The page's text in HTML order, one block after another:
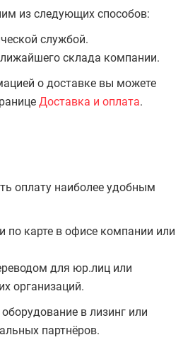
из следующих способов:
службой.
склада компании.
о доставке вы можете
Доставка и оплата.
оплату наиболее удобным
по карте в офисе компании или
для юр.лиц или
организаций.
в лизинг или
партнёров.